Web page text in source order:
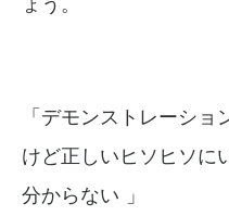
「デモンストレーショ
けど正しいヒソヒソに
分からない 」